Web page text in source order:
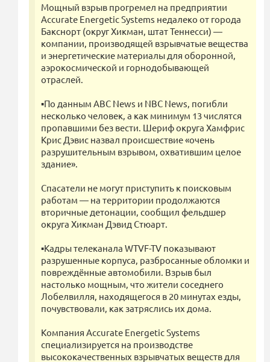
Мощный взрыв прогремел на предприятии
Accurate Energetic Systems недалеко от города
Бакснорт (округ Хикман, штат Теннесси) —
компании, производящей взрывчатые вещества
и энергетические материалы для оборонной,
аэрокосмической и горнодобывающей
отраслей.
▪️По данным ABC News и NBC News, погибли
несколько человек, а как минимум 13 числятся
пропавшими без вести. Шериф округа Хамфрис
Крис Дэвис назвал происшествие «очень
разрушительным взрывом, охватившим целое
здание».
Спасатели не могут приступить к поисковым
работам — на территории продолжаются
вторичные детонации, сообщил фельдшер
округа Хикман Дэвид Стюарт.
▪️Кадры телеканала WTVF-TV показывают
разрушенные корпуса, разбросанные обломки и
повреждённые автомобили. Взрыв был
настолько мощным, что жители соседнего
Лобелвилля, находящегося в 20 минутах езды,
почувствовали, как затряслись их дома.
Компания Accurate Energetic Systems
специализируется на производстве
высококачественных взрывчатых веществ для